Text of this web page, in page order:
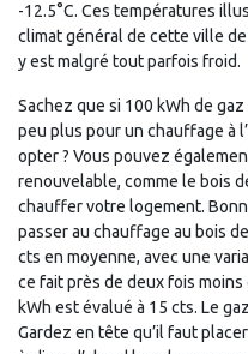
-12.5°C. Ces températures
climat général de cette ville
y est malgré tout parfois froid.
Sachez que si 100 kWh de
peu plus pour un chauffage à
opter ? Vous pouvez
renouvelable, comme le bois
chauffer votre logement.
passer au chauffage au bois
cts en moyenne, avec une
ce fait près de deux fois
kWh est évalué à 15 cts. Le
Gardez en tête qu’il faut